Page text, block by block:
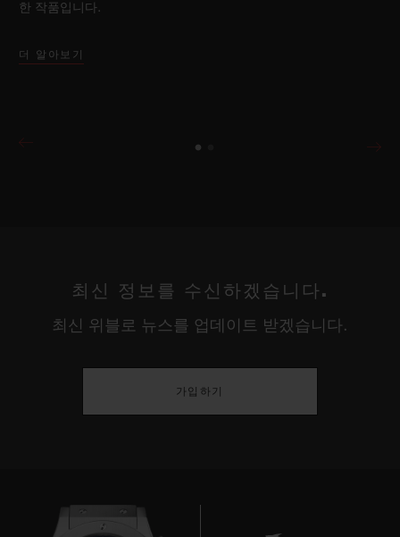
한 작품입니다.
더 알아보기
최신 정보를 수신하겠습니다.
최신 위블로 뉴스를 업데이트 받겠습니다.
가입하기